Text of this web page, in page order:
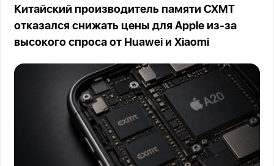
Китайский производитель памяти CXMT
отказался снижать цены для Apple из-за
высокого спроса от Huawei и Xiaomi